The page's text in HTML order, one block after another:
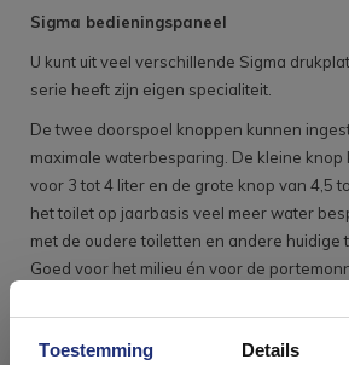
Toestemming Details
Sigma bedieningspaneel
U kunt uit veel verschillende Sigma
serie heeft zijn eigen specialiteit.
De twee doorspoel knoppen kunnen
maximale waterbesparing. De kleine
voor 3 tot 4 liter en de grote knop van 4,5
het toilet op jaarbasis veel meer water
met de oudere toiletten en andere huidige
Goed voor het milieu én voor de
Inhoud van de set Geberit
set62